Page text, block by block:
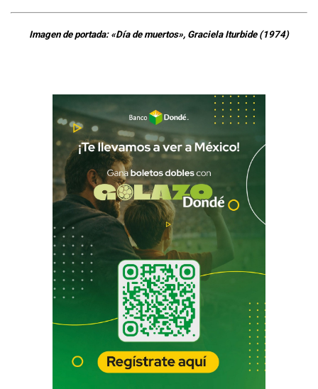
Imagen de portada: «Día de muertos», Graciela Iturbide (1974)